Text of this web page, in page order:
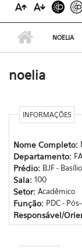
NOELIA
noelia
INFORMAÇÕES
Nome Completo:
Departamento:
Prédio: BJF -
Sala: 100
Setor: Acadêmico
Função: PDC -
Responsável/